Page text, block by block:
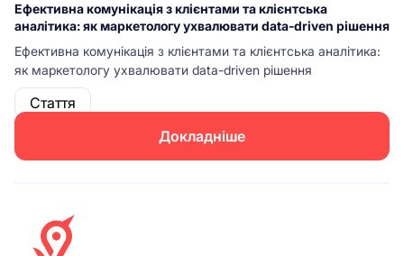
Ефективна комунікація з клієнтами та клієнтська
аналітика: як маркетологу ухвалювати data-driven рішення
Ефективна комунікація з клієнтами та клієнтська аналітика:
як маркетологу ухвалювати data-driven рішення
Стаття
Докладніше